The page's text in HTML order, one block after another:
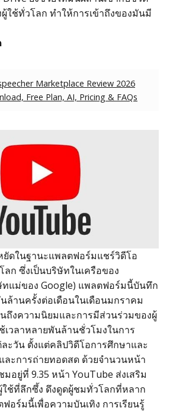
ใช้ทั่วโลก ทำให้การเข้าถึงของมันมี
Marketplace Review 2026
Free Plan, AI, Pricing & FAQs
ยัดในฐานะแพลตฟอร์มแชร์วิดีโอ
ก ซึ่งเป็นบริษัทในเครือของ
ทแม่ของ Google) แพลตฟอร์มนี้บันทึก
ล้านครั้งต่อเดือนในเดือนมกราคม
นถึงความนิยมและการมีส่วนร่วมของผู้
วลาหลายพันล้านชั่วโมงในการ
ะวัน ตั้งแต่คลิปวิดีโอการศึกษาและ
ละการถ่ายทอดสด ด้วยจำนวนหน้า
มอยู่ที่ 9.35 หน้า YouTube ส่งเสริม
ช้ที่ลึกซึ้ง ดึงดูดผู้ชมทั่วโลกที่หลาก
อร์มนี้เพื่อความบันเทิง การเรียนรู้